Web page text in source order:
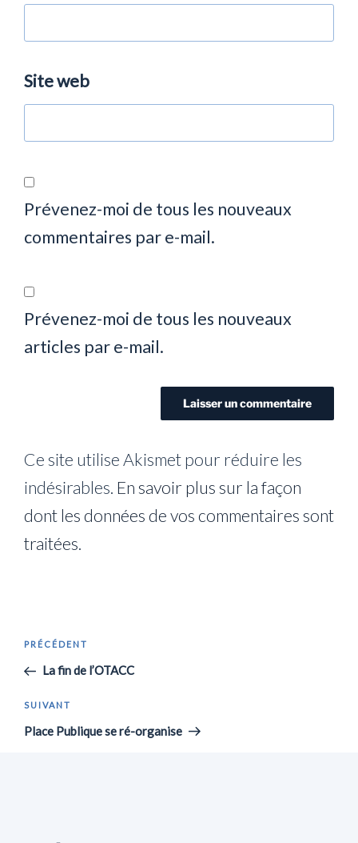
Site web
Prévenez-moi de tous les nouveaux
commentaires par e-mail.
Prévenez-moi de tous les nouveaux
articles par e-mail.
Ce site utilise Akismet pour réduire les
indésirables. En savoir plus sur la façon
dont les données de vos commentaires sont
traitées.
Navigation
de
Article
précédent
PRÉCÉDENT
La fin de l’OTACC
Article
suivant
SUIVANT
Place Publique se ré-organise